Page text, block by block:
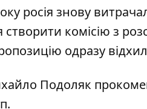
росія знову
створити комісію з
одразу
Подоляк
.